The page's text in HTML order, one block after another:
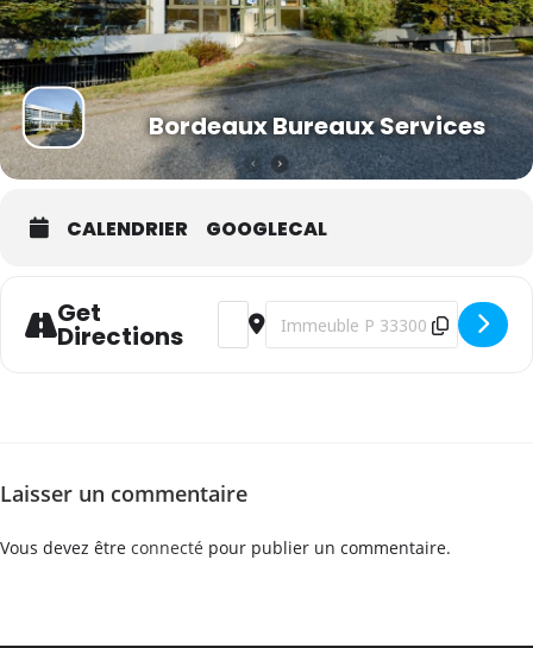
Bordeaux Bureaux Services
CALENDRIER GOOGLECAL
Get
Directions
Address - WSET Niveau 2 en vins -
Destination Address - WSET
Laisser un commentaire
Vous devez être connecté pour publier un commentaire.